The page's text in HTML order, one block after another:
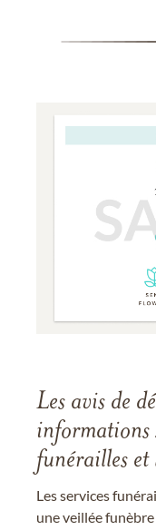
Les avis de
informations
funérailles
Les services
une veillée